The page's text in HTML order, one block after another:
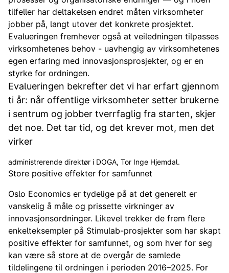
tilfeller har deltakelsen endret måten virksomheter
jobber på, langt utover det konkrete prosjektet.
Evalueringen fremhever også at veiledningen tilpasses
virksomhetenes behov - uavhengig av virksomhetenes
egen erfaring med innovasjonsprosjekter, og er en
styrke for ordningen.
Evalueringen bekrefter det vi har erfart gjennom
ti år: når offentlige virksomheter setter brukerne
i sentrum og jobber tverrfaglig fra starten, skjer
det noe. Det tar tid, og det krever mot, men det
virker
administrerende direktør i DOGA, Tor Inge Hjemdal.
Store positive effekter for samfunnet
Oslo Economics er tydelige på at det generelt er
vanskelig å måle og prissette virkninger av
innovasjonsordninger. Likevel trekker de frem flere
enkelteksempler på Stimulab-prosjekter som har skapt
positive effekter for samfunnet, og som hver for seg
kan være så store at de overgår de samlede
tildelingene til ordningen i perioden 2016–2025. For